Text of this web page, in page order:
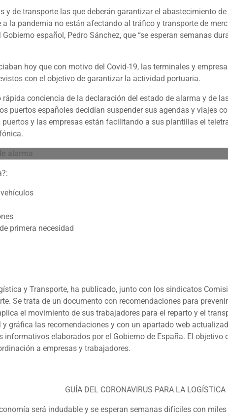
y de transporte las que deberán garantizar el abastecimiento
la pandemia no están afectando al tráfico y transporte de
español, Pedro Sánchez, que “se esperan semanas
hoy que con motivo del Covid-19, las terminales y
con el objetivo de garantizar la actividad portuaria.
conciencia de la declaración del estado de alarma y de
puertos españoles decidían suspender sus agendas y viajes
y las empresas están facilitando a sus plantillas el
primera necesidad
y Transporte, ha publicado, junto con los sindicatos
Se trata de un documento con recomendaciones para
el movimiento de sus trabajadores para el reparto y el
gráfica las recomendaciones y con un apartado web
elaborados por el Gobierno de España. El objetivo
a empresas y trabajadores.
GUÍA DEL CORONAVIRUS PARA LA LOGÍSTICA
será indudable y se esperan semanas difíciles con